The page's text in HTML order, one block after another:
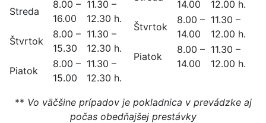
Streda
8.00 –
16.00
11.30 –
12.30 h.
Štvrtok
8.00 –
15.30
11.30 –
12.30 h.
Piatok
8.00 –
15.00
11.30 –
12.30 h.
14.00
12.00 h.
Štvrtok
8.00 –
14.00
11.30 –
12.00 h.
Piatok
8.00 –
14.00
11.30 –
12.00 h.
** Vo väčšine prípadov je pokladnica v prevádzke aj
počas obedňajšej prestávky